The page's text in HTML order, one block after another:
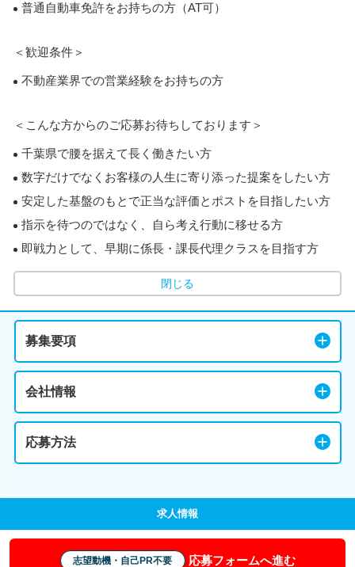
普通自動車免許をお持ちの方（AT可）
＜歓迎条件＞
不動産業界での営業経験をお持ちの方
＜こんな方からのご応募お待ちしております＞
千葉県で腰を据えて長く働きたい方
数字だけでなくお客様の人生に寄り添った提案をしたい方
安定した基盤のもとで正当な評価とポストを目指したい方
指示を待つのではなく、自ら考え行動に移せる方
即戦力として、早期に係長・課長代理クラスを目指す方
閉じる
募集要項
会社情報
応募方法
求人情報
志望動機・自己PR不要 応募フォームへ進む